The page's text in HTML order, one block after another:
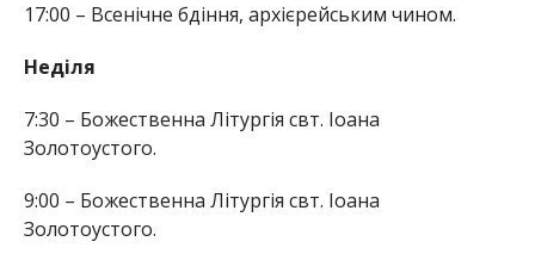
17:00 – Всенічне бдіння, архієрейським чином.
Неділя
7:30 – Божественна Літургія свт. Іоана
Золотоустого.
9:00 – Божественна Літургія свт. Іоана
Золотоустого.